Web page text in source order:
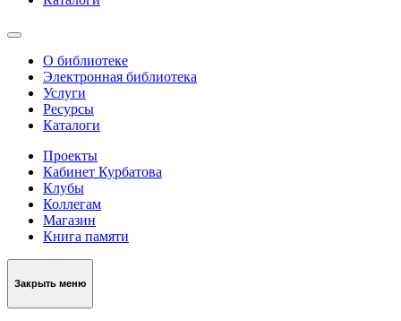
О библиотеке
Электронная библиотека
Услуги
Ресурсы
Каталоги
Проекты
Кабинет Курбатова
Клубы
Коллегам
Магазин
Книга памяти
Закрыть меню